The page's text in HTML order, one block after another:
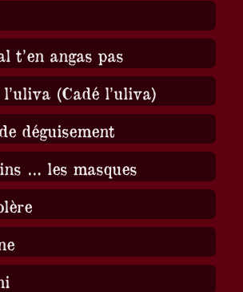
t’en angas pas
l’uliva (Cadé l’uliva)
déguisement
… les masques